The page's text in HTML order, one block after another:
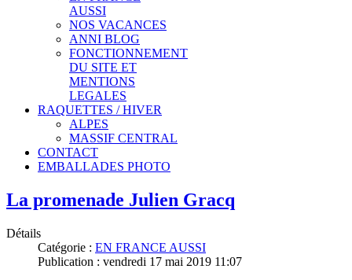
AUSSI
NOS VACANCES
ANNI BLOG
FONCTIONNEMENT
DU SITE ET
MENTIONS
LEGALES
RAQUETTES / HIVER
ALPES
MASSIF CENTRAL
CONTACT
EMBALLADES PHOTO
La promenade Julien Gracq
Détails
Catégorie : EN FRANCE AUSSI
Publication : vendredi 17 mai 2019 11:07